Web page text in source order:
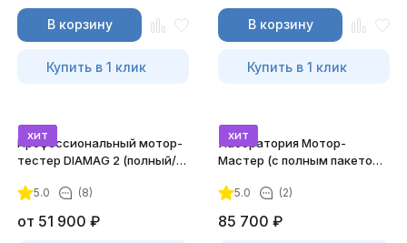
В корзину
Купить в 1 клик
В корзину
Купить в 1 клик
хит
Профессиональный мотор-
тестер DIAMAG 2 (полный/
5.0 (8)
от 51 900 ₽
хит
Лаборатория Мотор-
Мастер (с полным пакетом
5.0 (2)
85 700 ₽